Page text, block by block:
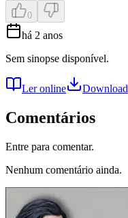
0
há 2 anos
Sem sinopse disponível.
Ler online Download
Comentários
Entre para comentar.
Nenhum comentário ainda.